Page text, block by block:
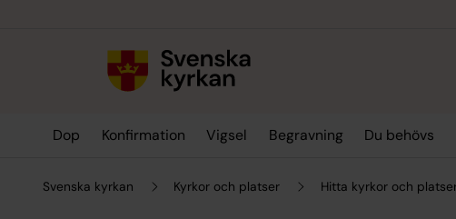
Dop Konfirmation Vigsel Begravning Du behövs
Svenska kyrkan Kyrkor och platser Hitta kyrkor och